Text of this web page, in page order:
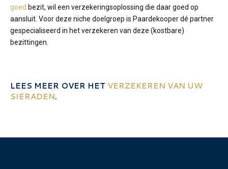
goed bezit, wil een verzekeringsoplossing die daar goed op
aansluit. Voor deze niche doelgroep is Paardekooper dé partner
gespecialiseerd in het verzekeren van deze (kostbare)
bezittingen.
LEES MEER OVER HET VERZEKEREN VAN UW
SIERADEN.